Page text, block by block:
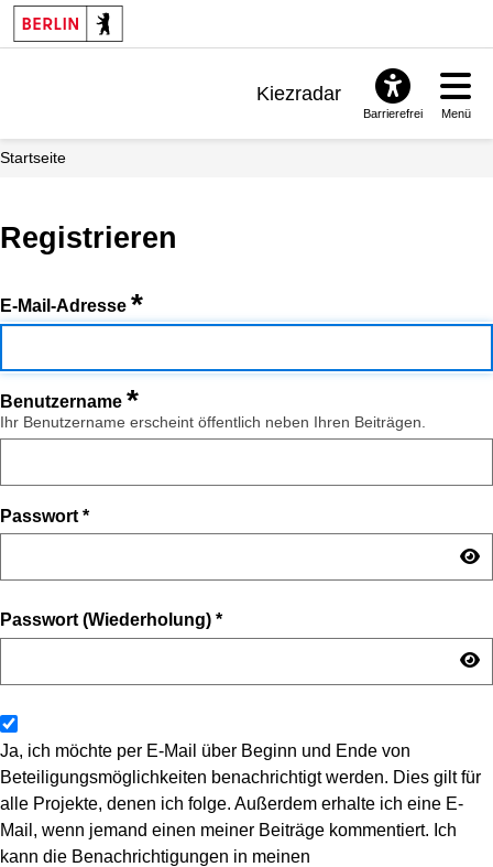
Kiezradar
Barrierefrei Menü
Startseite
Registrieren
E-Mail-Adresse *
Benutzername *
Ihr Benutzername erscheint öffentlich neben Ihren Beiträgen.
Passwort *
Passwort (Wiederholung) *
Ja, ich möchte per E-Mail über Beginn und Ende von
Beteiligungsmöglichkeiten benachrichtigt werden. Dies gilt für
alle Projekte, denen ich folge. Außerdem erhalte ich eine E-
Mail, wenn jemand einen meiner Beiträge kommentiert. Ich
kann die Benachrichtigungen in meinen